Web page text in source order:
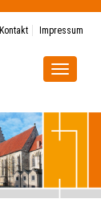
Kontakt Impressum